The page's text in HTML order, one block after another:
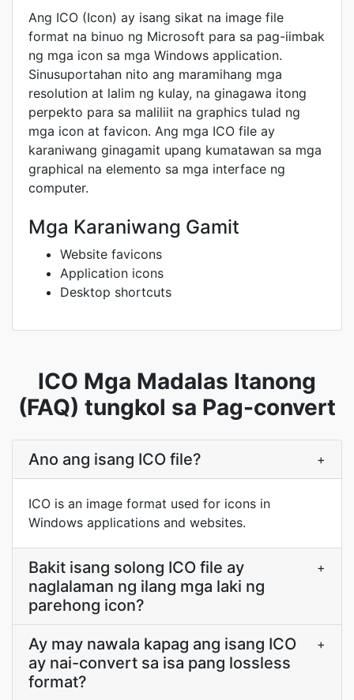
Ang ICO (Icon) ay isang sikat na image file
format na binuo ng Microsoft para sa pag-iimbak
ng mga icon sa mga Windows application.
Sinusuportahan nito ang maramihang mga
resolution at lalim ng kulay, na ginagawa itong
perpekto para sa maliliit na graphics tulad ng
mga icon at favicon. Ang mga ICO file ay
karaniwang ginagamit upang kumatawan sa mga
graphical na elemento sa mga interface ng
computer.
Mga Karaniwang Gamit
Website favicons
Application icons
Desktop shortcuts
ICO Mga Madalas Itanong
(FAQ) tungkol sa Pag-convert
Ano ang isang ICO file? +
ICO is an image format used for icons in
Windows applications and websites.
Bakit isang solong ICO file ay
naglalaman ng ilang mga laki ng
parehong icon?
+
Ay may nawala kapag ang isang ICO
ay nai-convert sa isa pang lossless
format?
+